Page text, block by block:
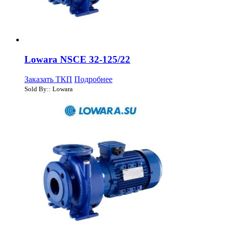
Lowara NSCE 32-125/22
Заказать ТКП Подробнее
Sold By:: Lowara